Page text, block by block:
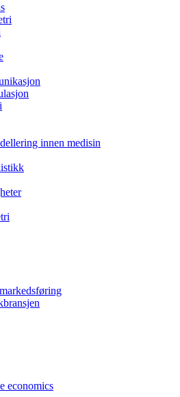
innen medisin
economics